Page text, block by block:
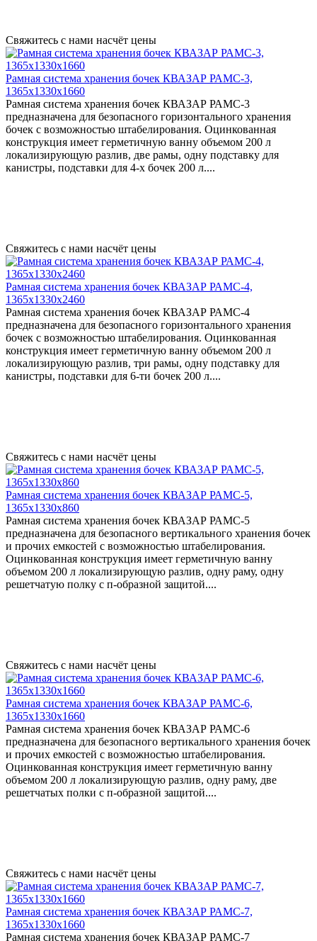
Свяжитесь с нами насчёт цены
Рамная система хранения бочек КВАЗАР РАМС-3,
1365х1330х1660
Рамная система хранения бочек КВАЗАР РАМС-3
предназначена для безопасного горизонтального хранения
бочек с возможностью штабелирования. Оцинкованная
конструкция имеет герметичную ванну объемом 200 л
локализирующую разлив, две рамы, одну подставку для
канистры, подставки для 4-х бочек 200 л....
Свяжитесь с нами насчёт цены
Рамная система хранения бочек КВАЗАР РАМС-4,
1365х1330х2460
Рамная система хранения бочек КВАЗАР РАМС-4
предназначена для безопасного горизонтального хранения
бочек с возможностью штабелирования. Оцинкованная
конструкция имеет герметичную ванну объемом 200 л
локализирующую разлив, три рамы, одну подставку для
канистры, подставки для 6-ти бочек 200 л....
Свяжитесь с нами насчёт цены
Рамная система хранения бочек КВАЗАР РАМС-5,
1365х1330х860
Рамная система хранения бочек КВАЗАР РАМС-5
предназначена для безопасного вертикального хранения бочек
и прочих емкостей с возможностью штабелирования.
Оцинкованная конструкция имеет герметичную ванну
объемом 200 л локализирующую разлив, одну раму, одну
решетчатую полку с п-образной защитой....
Свяжитесь с нами насчёт цены
Рамная система хранения бочек КВАЗАР РАМС-6,
1365х1330х1660
Рамная система хранения бочек КВАЗАР РАМС-6
предназначена для безопасного вертикального хранения бочек
и прочих емкостей с возможностью штабелирования.
Оцинкованная конструкция имеет герметичную ванну
объемом 200 л локализирующую разлив, одну раму, две
решетчатых полки с п-образной защитой....
Свяжитесь с нами насчёт цены
Рамная система хранения бочек КВАЗАР РАМС-7,
1365х1330х1660
Рамная система хранения бочек КВАЗАР РАМС-7